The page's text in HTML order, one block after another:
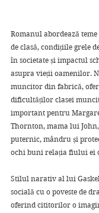
Romanul abordează
de clasă, condițiile grele
în societate și impactul
asupra vieții oamenilor.
muncitor din fabrică,
dificultăților clasei
important pentru
Thornton, mama lui
puternic, mândru și
ochi buni relația fiului ei
Stilul narativ al lui
socială cu o poveste de
oferind cititorilor o